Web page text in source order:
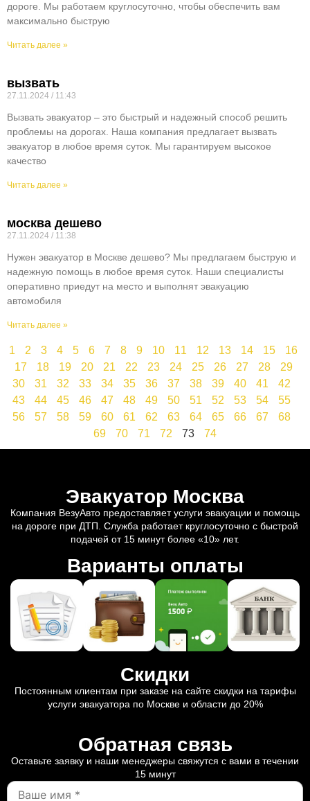
дороге. Мы работаем круглосуточно, чтобы обеспечить вам
максимально быструю
Читать далее »
вызвать
27.11.2024 11:43
Вызвать эвакуатор – это быстрый и надежный способ решить
проблемы на дорогах. Наша компания предлагает вызвать
эвакуатор в любое время суток. Мы гарантируем высокое
качество
Читать далее »
москва дешево
27.11.2024 11:38
Нужен эвакуатор в Москве дешево? Мы предлагаем быструю и
надежную помощь в любое время суток. Наши специалисты
оперативно приедут на место и выполнят эвакуацию
автомобиля
Читать далее »
1 2 3 4 5 6 7 8 9 10 11 12 13 14 15
16
17
18 19 20 21 22 23 24 25 26 27 28
29
30
31 32 33 34 35 36 37 38 39 40 41
42
43
44 45 46 47 48 49 50 51 52 53 54
55
56
57 58 59 60 61 62 63 64 65 66 67
68
69
70 71 72 73 74
Эвакуатор Москва
Компания ВезуАвто предоставляет услуги эвакуации и помощь
на дороге при ДТП. Служба работает круглосуточно с быстрой
подачей от 15 минут более «10» лет.
Варианты оплаты
Скидки
Постоянным клиентам при заказе на сайте скидки на тарифы
услуги эвакуатора по Москве и области до 20%
Обратная связь
Оставьте заявку и наши менеджеры свяжутся с вами в течении
15 минут